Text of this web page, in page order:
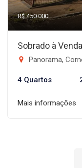
R$ 450.000
Sobrado à
Panorama,
4 Quartos
Mais informações